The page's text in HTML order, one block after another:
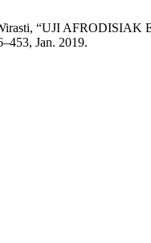
Wirasti, “UJI
Jan. 2019.